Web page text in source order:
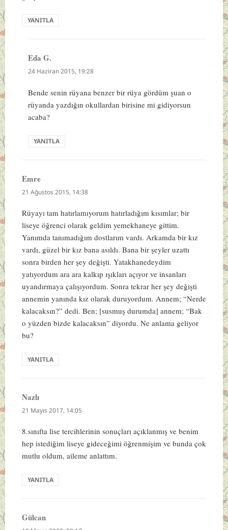
YANITLA
Eda G.
ki:
24 Haziran 2015, 19:28
Bende senin rüyana benzer bir rüya gördüm şuan o
rüyanda yazdığın okullardan birisine mi gidiyorsun
acaba?
YANITLA
Emre
ki:
21 Ağustos 2015, 14:38
Rüyayı tam hatırlamıyorum hatırladığım kısımlar; bir
liseye öğrenci olarak geldim yemekhaneye gittim.
Yanımda tanımadığım dostlarım vardı. Arkamda bir kız
vardı, güzel bir kız bana asıldı. Bana bir şeyler uzattı
sonra birden her şey değişti. Yatakhanedeydim
yatıyordum ara ara kalkıp ışıkları açıyor ve insanları
uyandırmaya çalışıyordum. Sonra tekrar her şey değişti
annemin yanında kız olarak duruyordum. Annem; “Nerde
kalacaksın?” dedi. Ben; [susmuş durumda] annem; “Bak
o yüzden bizde kalacaksın” diyordu. Ne anlama geliyor
bu?
YANITLA
Nazlı
ki:
21 Mayıs 2017, 14:05
8.sınıfta lise tercihlerinin sonuçları açıklanmış ve benim
hep istediğim liseye gideceğimi öğrenmişim ve bunda çok
mutlu oldum, aileme anlattım.
YANITLA
Gülcandedi